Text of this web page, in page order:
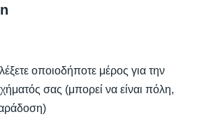
οποιοδήποτε μέρος για την
σας (μπορεί να είναι πόλη,